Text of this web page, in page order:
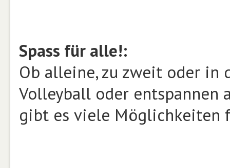
Spass für alle!:
Ob alleine, zu zweit oder in
Volleyball oder entspannen
gibt es viele Möglichkeiten